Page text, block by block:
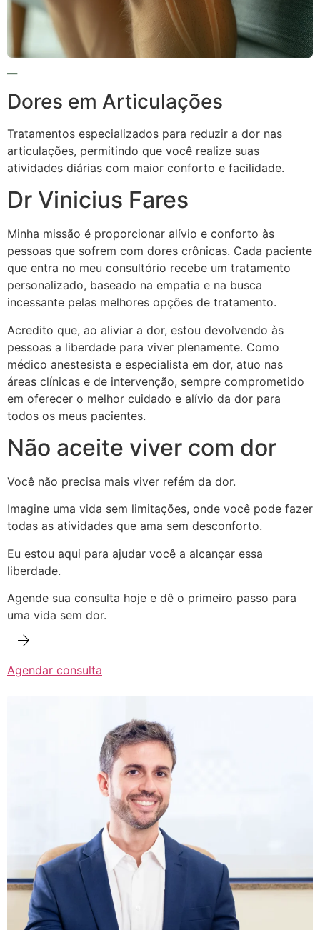
Dores em Articulações
Tratamentos especializados para reduzir a dor nas
articulações, permitindo que você realize suas
atividades diárias com maior conforto e facilidade.
Dr Vinicius Fares
Minha missão é proporcionar alívio e conforto às
pessoas que sofrem com dores crônicas. Cada paciente
que entra no meu consultório recebe um tratamento
personalizado, baseado na empatia e na busca
incessante pelas melhores opções de tratamento.
Acredito que, ao aliviar a dor, estou devolvendo às
pessoas a liberdade para viver plenamente. Como
médico anestesista e especialista em dor, atuo nas
áreas clínicas e de intervenção, sempre comprometido
em oferecer o melhor cuidado e alívio da dor para
todos os meus pacientes.
Não aceite viver com dor
Você não precisa mais viver refém da dor.
Imagine uma vida sem limitações, onde você pode fazer
todas as atividades que ama sem desconforto.
Eu estou aqui para ajudar você a alcançar essa
liberdade.
Agende sua consulta hoje e dê o primeiro passo para
uma vida sem dor.
Agendar consulta